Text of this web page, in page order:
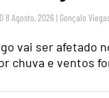
8 Agosto, 2026 | Gonçalo
vai ser afetado
chuva e ventos